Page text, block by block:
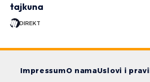
tajkuna
DIREKT
ImpressumO namaUslovi i